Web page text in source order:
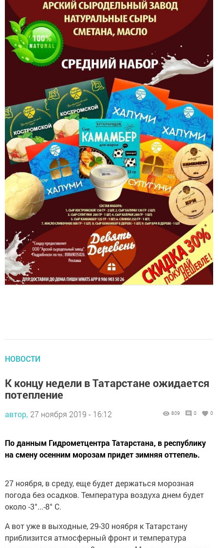
НОВОСТИ
К концу недели в Татарстане ожидается
потепление
автор, 27 ноября 2019 - 16:12
По данным Гидрометцентра Татарстана, в республику
на смену осенним морозам придет зимняя оттепель.
27 ноября, в среду, еще будет держаться морозная
погода без осадков. Температура воздуха днем будет
около -3°...-8° С.
А вот уже в выходные, 29-30 ноября к Татарстану
приблизится атмосферный фронт и температура